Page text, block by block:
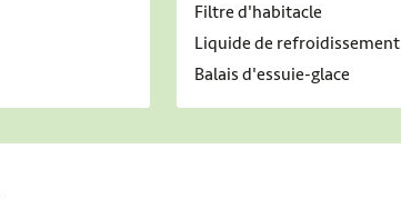
Filtre d'habitacle
Liquide de refroidissement
Balais d'essuie-glace